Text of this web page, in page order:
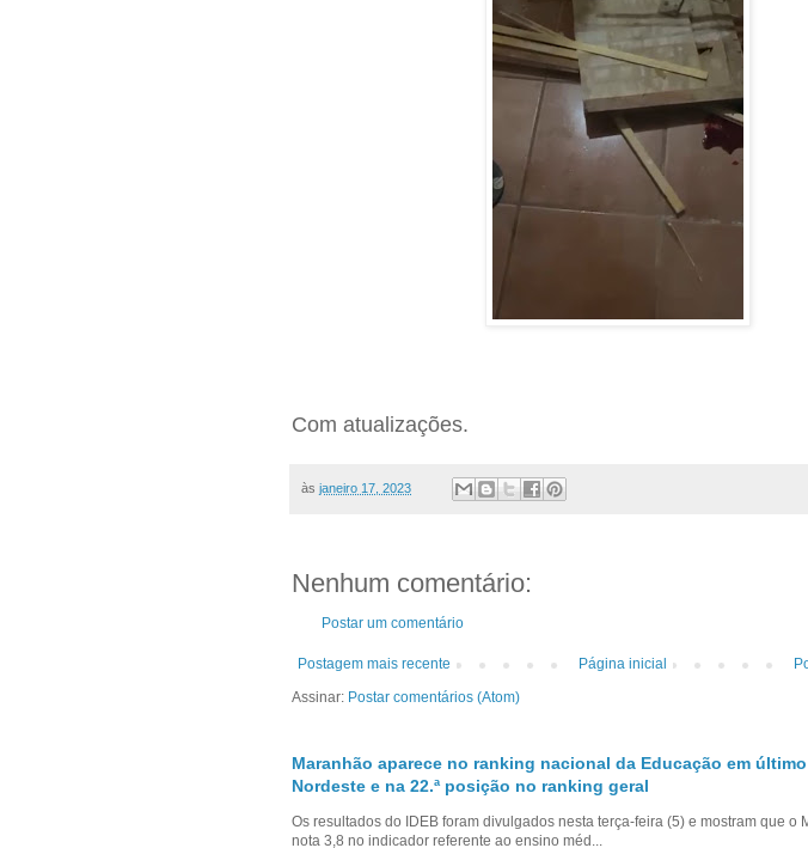
Com atualizações.
às janeiro 17, 2023
Nenhum comentário:
Postar um comentário
Postagem mais recente
Página inicial
Assinar: Postar comentários (Atom)
Maranhão aparece no ranking nacional da Educação em
Nordeste e na 22.ª posição no ranking geral
Os resultados do IDEB foram divulgados nesta terça-feira (5) e mostram que o
nota 3,8 no indicador referente ao ensino méd...